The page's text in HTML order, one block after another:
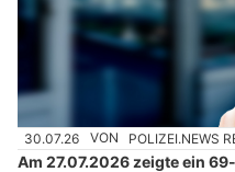
30.07.26 VON POLIZEI.NEWS
Am 27.07.2026 zeigte ein